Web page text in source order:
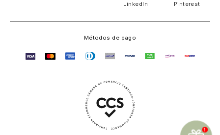
LinkedIn Pinterest
Métodos de pago